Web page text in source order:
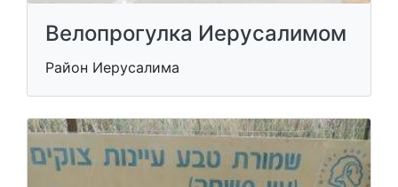
Велопрогулка Иерусалимом
Район Иерусалима